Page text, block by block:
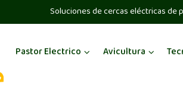
Soluciones de cercas eléctricas de
Pastor Electrico Avicultura